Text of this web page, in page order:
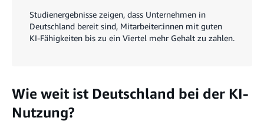
Studienergebnisse zeigen, dass Unternehmen in
Deutschland bereit sind, Mitarbeiter:innen mit guten
KI-Fähigkeiten bis zu ein Viertel mehr Gehalt zu zahlen.
Wie weit ist Deutschland bei der KI-
Nutzung?